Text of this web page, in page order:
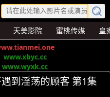
天美影院 蜜桃传媒 皇
www.xbyc.cc
www.wyxk.cc
到淫荡的顾客 第1集